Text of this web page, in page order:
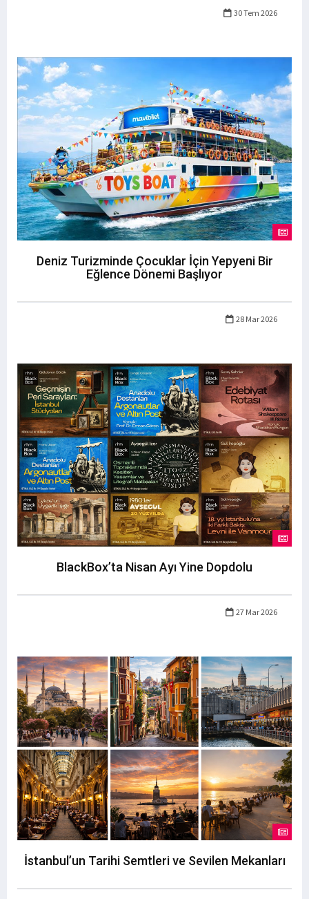
30 Tem 2026
Deniz Turizminde Çocuklar İçin Yepyeni Bir
Eğlence Dönemi Başlıyor
28 Mar 2026
BlackBox’ta Nisan Ayı Yine Dopdolu
27 Mar 2026
İstanbul’un Tarihi Semtleri ve Sevilen Mekanları